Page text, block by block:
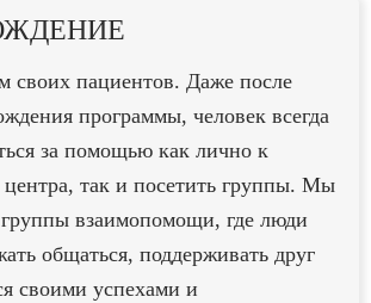
своих пациентов. Даже после
программы, человек всегда
за помощью как лично к
центра, так и посетить группы. Мы
группы взаимопомощи, где люди
общаться, поддерживать друг
своими успехами и